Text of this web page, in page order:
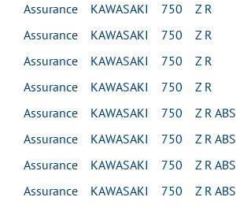
Assurance KAWASAKI 750 Z R
Assurance KAWASAKI 750 Z R
Assurance KAWASAKI 750 Z R
Assurance KAWASAKI 750 Z R
Assurance KAWASAKI 750 Z R ABS
Assurance KAWASAKI 750 Z R ABS
Assurance KAWASAKI 750 Z R ABS
Assurance KAWASAKI 750 Z R ABS